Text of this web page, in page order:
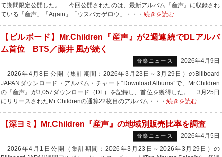
て期間限定公開した。 今回公開されたのは、最新アルバム『産声』に収録され
ている「産声」「Again」「ウスバカゲロウ」・・・ 続きを読む
【ビルボード】Mr.Children『産声』が2週連続でDLアルバ
ム首位 BTS／藤井 風が続く
音楽ニュース
2026年4月9日
2026年4月8日公開（集計期間：2026年3月23日～3月29日）のBillboard
JAPANダウンロード・アルバム・チャート“Download Albums”で、Mr.Children
の『産声』が3,057ダウンロード（DL）を記録し、首位を獲得した。 3月25日
にリリースされたMr.Childrenの通算22枚目のアルバム・・・ 続きを読む
【深ヨミ】Mr.Children『産声』の地域別販売比率を調査
音楽ニュース
2026年4月5日
2026年4月1日公開（集計期間：2026年3月23日～2026年3月29日）の